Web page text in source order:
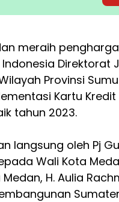
meraih
Direktorat
Provinsi
Kartu Kredit
tahun 2023.
langsung oleh Pj
Wali Kota
H. Aulia